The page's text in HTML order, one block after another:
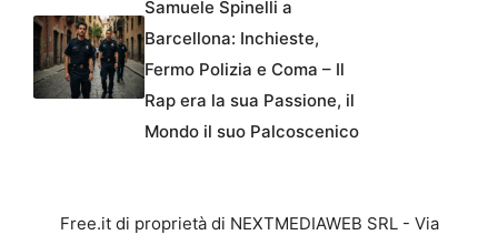
Samuele Spinelli a
Barcellona: Inchieste,
Fermo Polizia e Coma – Il
Rap era la sua Passione, il
Mondo il suo Palcoscenico
Free.it di proprietà di NEXTMEDIAWEB SRL - Via